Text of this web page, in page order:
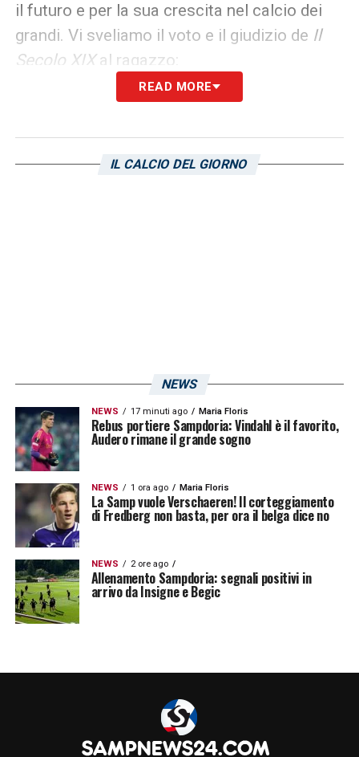
il futuro e per la sua crescita nel calcio dei
grandi. Vi sveliamo il voto e il giudizio de Il
Secolo XIXal ragazzo:
A inizio gara, reo di essere andato a
che lo invita a essere più solido. Dopo la
READ MORE
IL CALCIO DEL GIORNO
NEWS
NEWS 17 minuti ago Maria Floris
Rebus portiere Sampdoria: Vindahl è il favorito,
Audero rimane il grande sogno
NEWS 1 ora ago Maria Floris
La Samp vuole Verschaeren! Il corteggiamento
di Fredberg non basta, per ora il belga dice no
NEWS 2 ore ago
Allenamento Sampdoria: segnali positivi in
arrivo da Insigne e Begic